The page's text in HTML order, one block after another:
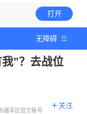
打开
无障碍
”？去战位
疆军区官方账号
关注